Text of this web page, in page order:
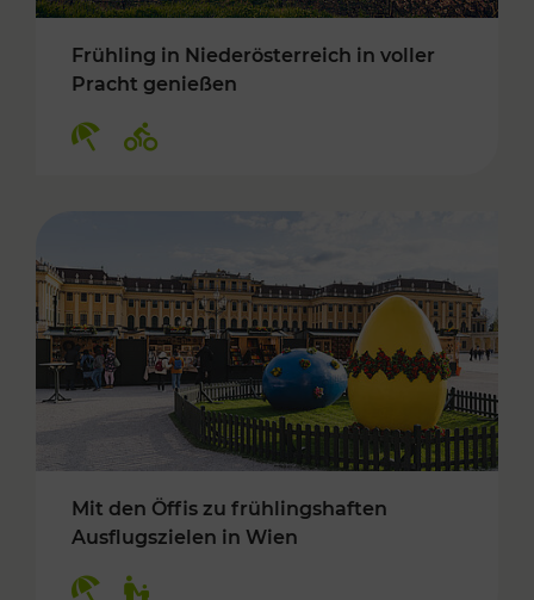
Frühling in Niederösterreich in voller
Pracht genießen
Mit den Öffis zu frühlingshaften
Ausflugszielen in Wien